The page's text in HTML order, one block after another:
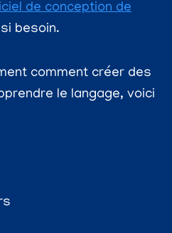
de conception de
si besoin.
comment créer des
le langage, voici